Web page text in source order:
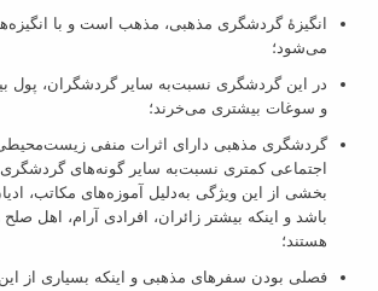
انگیزۀ گردشگری مذهبی، مذهب است و با
می‌شود؛
در این گردشگری نسبت‌به سایر گردشگران، پول
و سوغات بیشتری می‌خرند؛
گردشگری مذهبی دارای اثرات منفی
اجتماعی کمتری نسبت‌به سایر گونه‌های
بخشی از این ویژگی به‌دلیل آموزه‌های مکاتب،
باشد و اینکه بیشتر زائران، افرادی آرام، اهل
هستند؛
فصلی بودن سفرهای مذهبی و اینکه بسیاری از